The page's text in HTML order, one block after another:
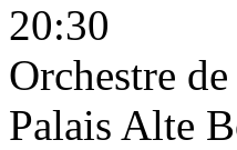
20:30
Orchestre
Palais Alte